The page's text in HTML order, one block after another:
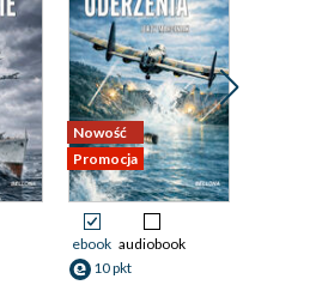
Nowość
Promocja
ebook audiobook
10 pkt